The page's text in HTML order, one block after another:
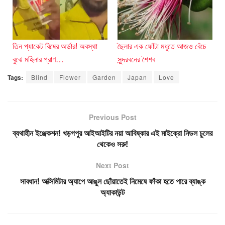
তিন প্যাকেট বিষের অর্ডার! অবস্থা
বুঝে মহিলার প্রাণ…
ছৈলার এক ফোঁটা মধুতে আজও বেঁচে
সুন্দরবনের শৈশব
Tags: Blind Flower Garden Japan Love
Previous Post
ব্যথাহীন ইঞ্জেকশন! খড়গপুর আইআইটির নয়া আবিষ্কার এই মাইক্রো নিডল চুলের
থেকেও সরু!
Next Post
সাবধান! অক্সিমিটার অ্যাপে আঙুল ছোঁয়াতেই নিমেষে ফাঁকা হতে পারে ব্যাঙ্ক
অ্যাকাউন্ট